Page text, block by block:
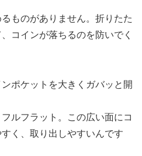
ものがありません。折りたた
コインが落ちるのを防いでく
ポケットを大きくガバッと開
ルフラット。この広い面にコ
く、取り出しやすいんです